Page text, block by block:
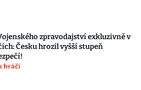
zpravodajství exkluzivně v
Česku hrozil vyšší stupeň
hráči